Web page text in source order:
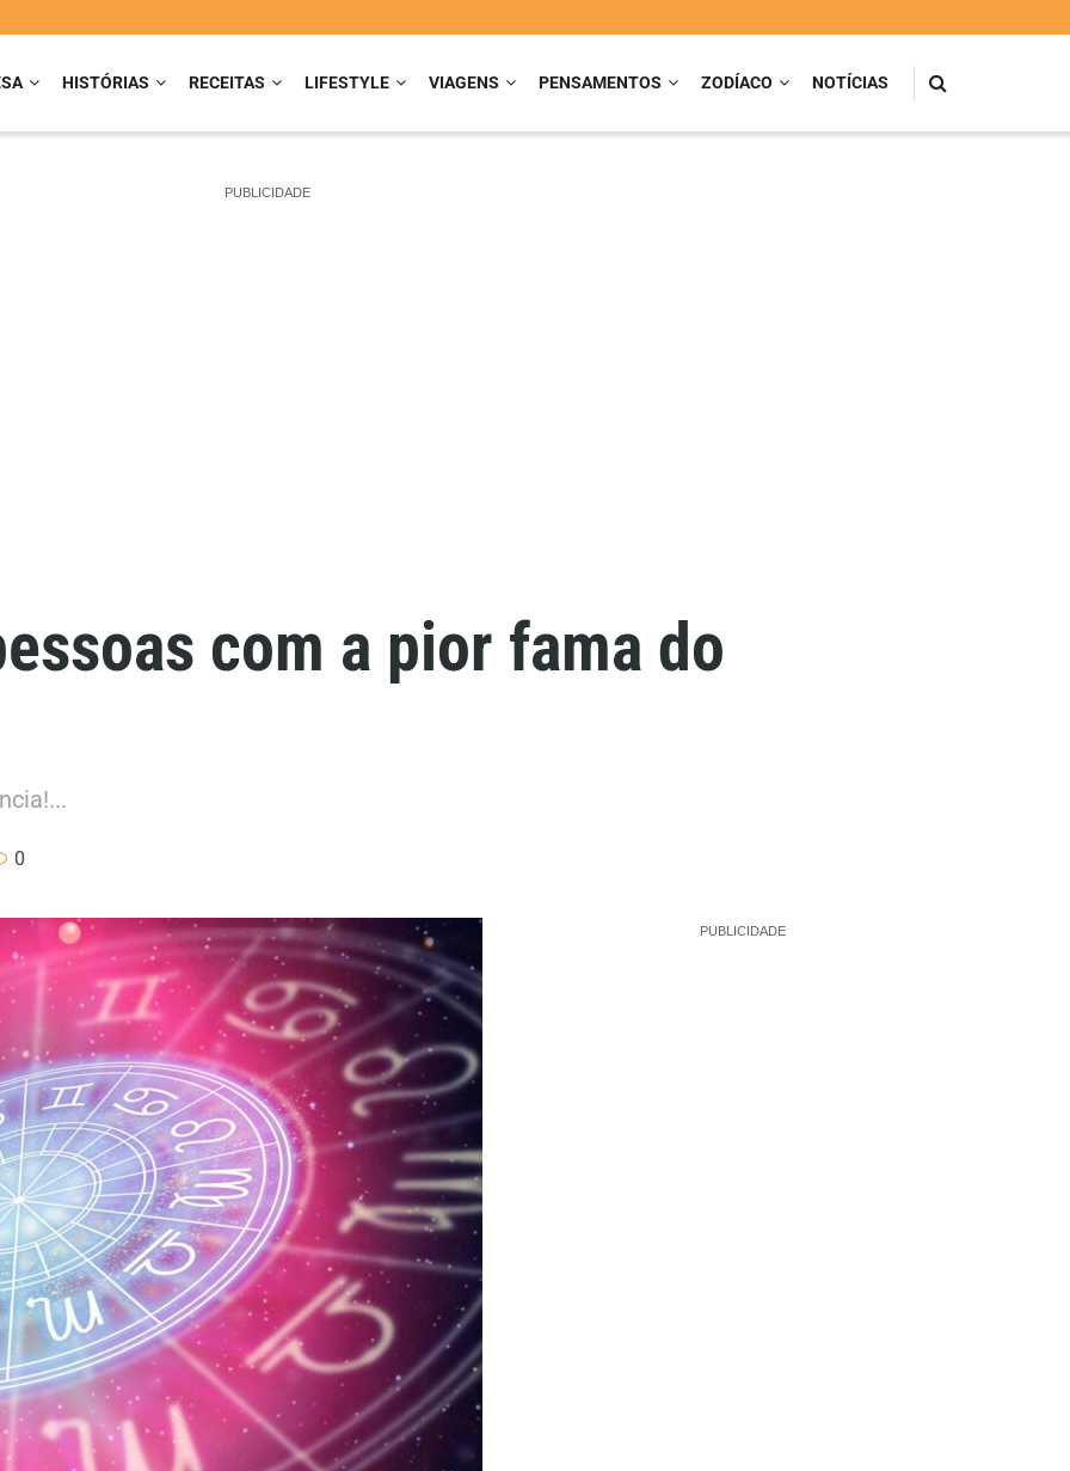
HISTÓRIAS RECEITAS LIFESTYLE VIAGENS PENSAMENTOS ZODÍACO NOTÍCIAS
PUBLICIDADE
com a pior fama do
0
PUBLICIDADE